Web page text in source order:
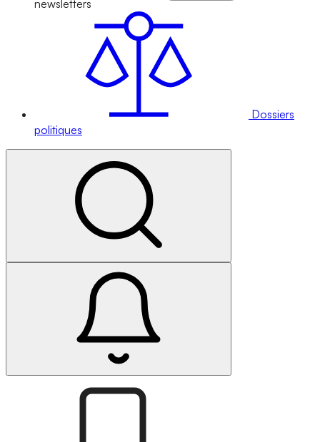
newsletters
Dossiers
politiques